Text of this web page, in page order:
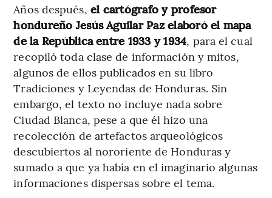
Años después, el cartógrafo y profesor
hondureño Jesús Aguilar Paz elaboró el mapa
de la República entre 1933 y 1934, para el cual
recopiló toda clase de información y mitos,
algunos de ellos publicados en su libro
Tradiciones y Leyendas de Honduras. Sin
embargo, el texto no incluye nada sobre
Ciudad Blanca, pese a que él hizo una
recolección de artefactos arqueológicos
descubiertos al nororiente de Honduras y
sumado a que ya había en el imaginario algunas
informaciones dispersas sobre el tema.